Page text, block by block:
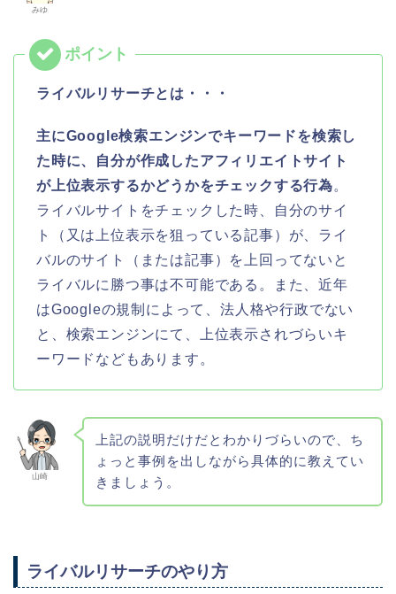
みゆ
ライバルリサーチとは・・・
主にGoogle検索エンジンでキーワードを検索し
た時に、自分が作成したアフィリエイトサイト
が上位表示するかどうかをチェックする行為。
ライバルサイトをチェックした時、自分のサイ
ト（又は上位表示を狙っている記事）が、ライ
バルのサイト（または記事）を上回ってないと
ライバルに勝つ事は不可能である。また、近年
はGoogleの規制によって、法人格や行政でない
と、検索エンジンにて、上位表示されづらいキ
ーワードなどもあります。
山崎
上記の説明だけだとわかりづらいので、ち
ょっと事例を出しながら具体的に教えてい
きましょう。
ライバルリサーチのやり方